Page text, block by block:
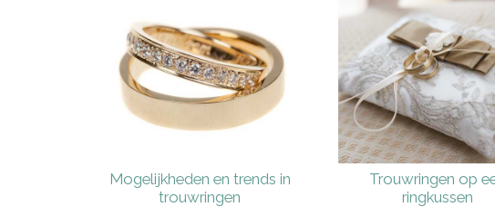
Mogelijkheden en trends in
trouwringen
Trouwringen op
ringkussen